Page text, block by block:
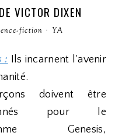
VICTOR DIXEN
fiction · YA
: Ils incarnent l'avenir
doivent être
pour le
Genesis,